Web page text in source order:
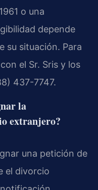
o una
depende
su situación. Para
el Sr. Sris y los
437-7747.
la
extranjero?
una petición de
el divorcio